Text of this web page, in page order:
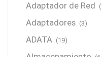
Adaptador de Red
Adaptadores (3)
ADATA (19)